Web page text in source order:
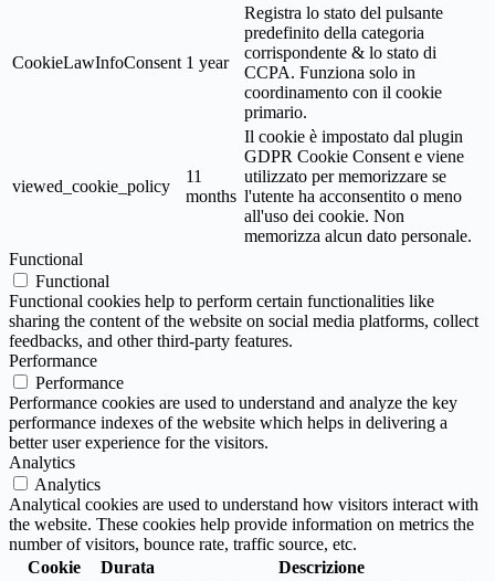
CookieLawInfoConsent 1 year
Registra lo stato del pulsante
predefinito della categoria
corrispondente & lo stato di
CCPA. Funziona solo in
coordinamento con il cookie
primario.
viewed_cookie_policy
11
months
Il cookie è impostato dal plugin
GDPR Cookie Consent e viene
utilizzato per memorizzare se
l'utente ha acconsentito o meno
all'uso dei cookie. Non
memorizza alcun dato personale.
Functional
Functional
Functional cookies help to perform certain functionalities like
sharing the content of the website on social media platforms, collect
feedbacks, and other third-party features.
Performance
Performance
Performance cookies are used to understand and analyze the key
performance indexes of the website which helps in delivering a
better user experience for the visitors.
Analytics
Analytics
Analytical cookies are used to understand how visitors interact with
the website. These cookies help provide information on metrics the
number of visitors, bounce rate, traffic source, etc.
Cookie
Durata Descrizione